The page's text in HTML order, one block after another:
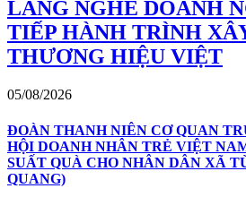
LẮNG NGHE DOANH
TIẾP HÀNH TRÌNH
THƯƠNG HIỆU VIỆT
05/08/2026
ĐOÀN THANH NIÊN CƠ QUAN
HỘI DOANH NHÂN TRẺ VIỆT
SUẤT QUÀ CHO NHÂN DÂN XÃ
QUANG)